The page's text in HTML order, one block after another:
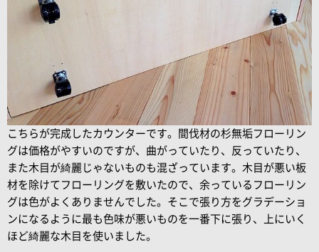
こちらが完成したカウンターです。間伐材の杉無垢フローリン
グは価格がやすいのですが、曲がっていたり、反っていたり、
また木目が綺麗じゃないものも混ざっています。木目が悪い板
材を除けてフローリングを敷いたので、余っているフローリン
グは色がよくありませんでした。そこで張り方をグラデーショ
ンになるように最も色味が悪いものを一番下に張り、上にいく
ほど綺麗な木目を使いました。